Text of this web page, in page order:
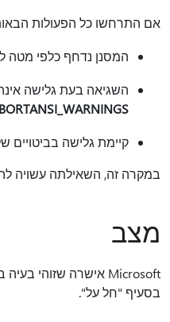
אם התרחשו כל הפעולות
המסנן נדחף כלפי מטה
השגיאה בעת גלישה
ANSI_WARNINGS למצב
קיימת גלישה בביטויים
במקרה זה, השאילתה עשויה
מצב
בסעיף "חל על".